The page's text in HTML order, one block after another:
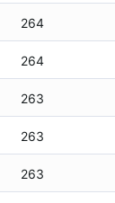
264
264
263
263
263